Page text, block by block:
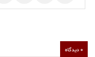
0 دیدگاه